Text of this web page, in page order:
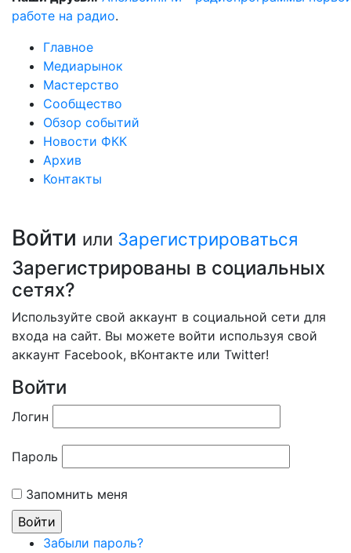
работе на радио.
Главное
Медиарынок
Мастерство
Сообщество
Обзор событий
Новости ФКК
Архив
Контакты
Войти или Зарегистрироваться
Зарегистрированы в социальных
сетях?
Используйте свой аккаунт в социальной сети для
входа на сайт. Вы можете войти используя свой
аккаунт Facebook, вКонтакте или Twitter!
Войти
Логин
Пароль
Запомнить меня
Забыли пароль?